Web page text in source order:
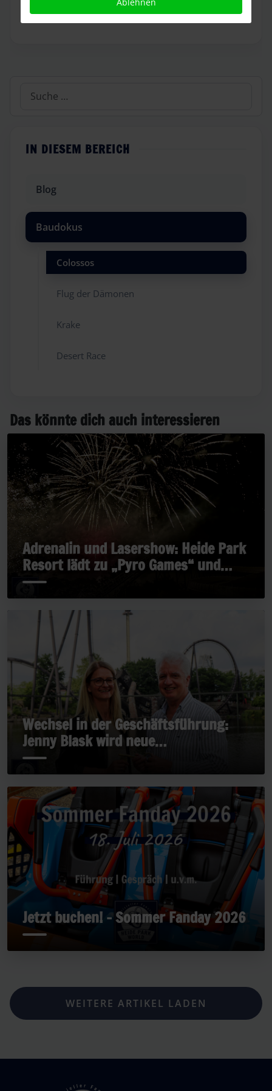
Suchen
IN DIESEM BEREICH
Blog
Baudokus
Colossos
Flug der Dämonen
Krake
Desert Race
Das könnte dich auch interessieren
Adrenalin und Lasershow: Heide Park
Resort lädt zu „Pyro Games“ und
„Late Rides“
Wechsel in der Geschäftsführung:
Jenny Blask wird neue
Geschäftsführerin
Jetzt buchen! - Sommer Fanday 2026
WEITERE ARTIKEL LADEN